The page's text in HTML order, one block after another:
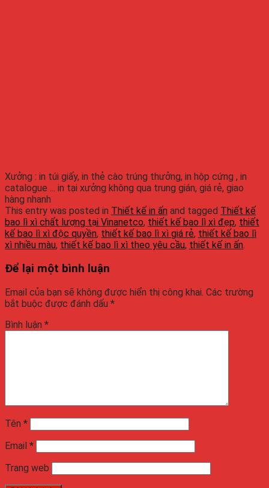
Xưởng : in túi giấy, in thẻ cào trúng thưởng, in hộp cứng , in
catalogue ... in tại xưởng không qua trung gián, giá rẻ, giao
hàng nhanh
This entry was posted in Thiết kế in ấn and tagged Thiết kế
bao lì xì chất lượng tại Vinanetco, thiết kế bao lì xì đẹp, thiết
kế bao lì xì độc quyền, thiết kế bao lì xì giá rẻ, thiết kế bao lì
xì nhiều màu, thiết kế bao lì xì theo yêu cầu, thiết kế in ấn.
Để lại một bình luận
Email của bạn sẽ không được hiển thị công khai. Các trường
bắt buộc được đánh dấu *
Bình luận *
Tên *
Email *
Trang web